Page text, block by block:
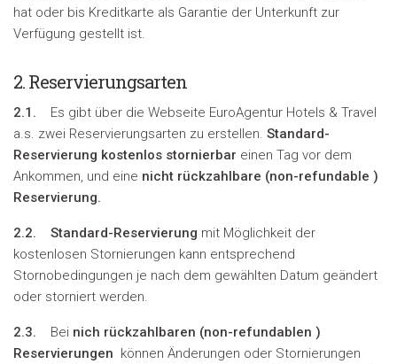
hat oder bis Kreditkarte als Garantie der Unterkunft zur
Verfügung gestellt ist.
2. Reservierungsarten
2.1. Es gibt über die Webseite EuroAgentur Hotels & Travel
a.s. zwei Reservierungsarten zu erstellen. Standard-
Reservierung kostenlos stornierbar einen Tag vor dem
Ankommen, und eine nicht rückzahlbare (non-refundable )
Reservierung.
2.2. Standard-Reservierung mit Möglichkeit der
kostenlosen Stornierungen kann entsprechend
Stornobedingungen je nach dem gewählten Datum geändert
oder storniert werden.
2.3. Bei nich rückzahlbaren (non-refundablen )
Reservierungen können Änderungen oder Stornierungen